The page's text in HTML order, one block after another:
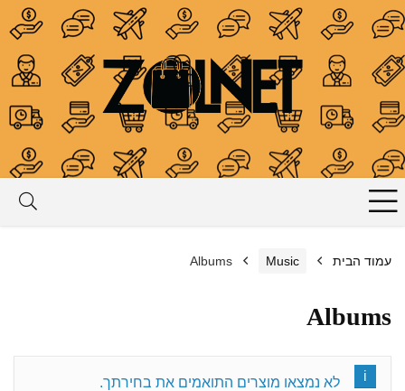
עמוד הבית Music
Albums
Albums
לא נמצאו מוצרים התואמים את בחירתך.